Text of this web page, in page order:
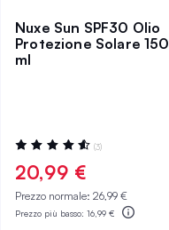
Nuxe Sun SPF30 Olio
Protezione Solare 150
ml
Valutazione:
93%
(3)
20,99 €
Prezzo normale: 26,99 €
Prezzo più basso: 16,99 €